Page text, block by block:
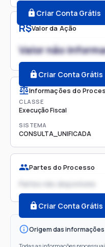
R$Valor da Ação
Valor não
Criar Conta Grátis
Informações do
CLASSE
Execução Fiscal
SISTEMA
CONSULTA_UNIFICADA
Partes do Processo
Partes não disponíveis
Criar Conta Grátis
Origem das informações
Criar Conta Grátis